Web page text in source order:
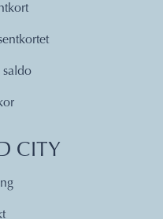
saldo
CITY